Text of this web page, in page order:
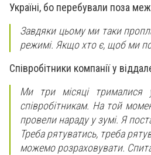
Україні, бо перебували поза
Завдяки цьому ми таки
режимі. Якщо хто є, щоб ми
Співробітники компанії у
Ми три місяці трималися
співробітникам. На той
провели нараду у зумі. Я
Треба рятуватись, треба
можемо розраховувати.